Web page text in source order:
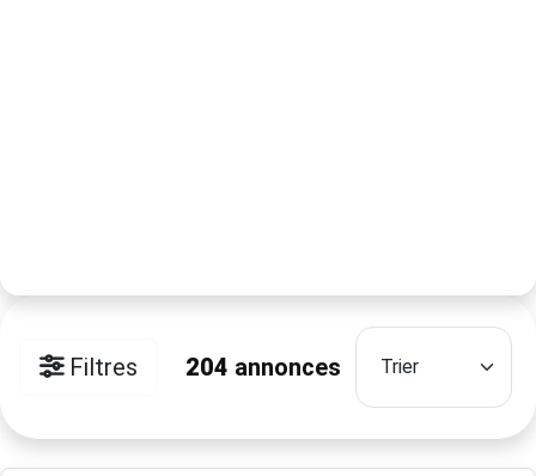
Filtres 204 annonces